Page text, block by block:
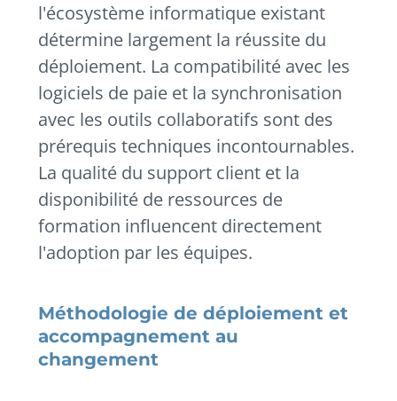
l'écosystème informatique existant
détermine largement la réussite du
déploiement. La compatibilité avec les
logiciels de paie et la synchronisation
avec les outils collaboratifs sont des
prérequis techniques incontournables.
La qualité du support client et la
disponibilité de ressources de
formation influencent directement
l'adoption par les équipes.
Méthodologie de déploiement et
accompagnement au
changement